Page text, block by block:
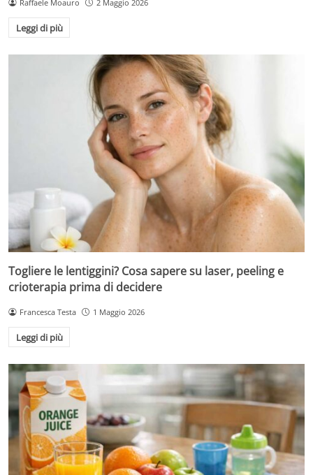
Raffaele Moauro 2 Maggio 2026
Leggi di più
Togliere le lentiggini? Cosa sapere su laser, peeling e
crioterapia prima di decidere
Francesca Testa 1 Maggio 2026
Leggi di più